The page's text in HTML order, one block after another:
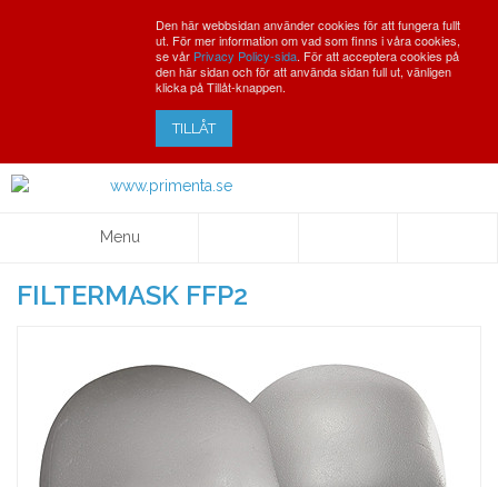
Den här webbsidan använder cookies för att fungera fullt
ut. För mer information om vad som finns i våra cookies,
se vår Privacy Policy-sida. För att acceptera cookies på
den här sidan och för att använda sidan full ut, vänligen
klicka på Tillåt-knappen.
TILLÅT
Menu
FILTERMASK FFP2